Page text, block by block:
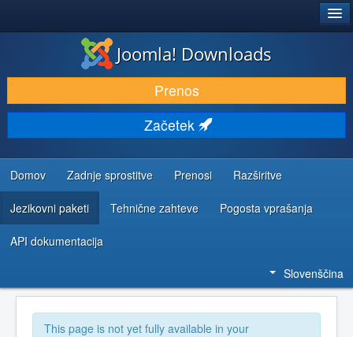
PRENESI IN RAZŠIRI
ODKRIJTE & IZVEJTE
SKUPNOST IN PODPORA
VIRI ZA RAZVIJALCE
Joomla! Downloads
Prenos
Začetek
Domov Zadnje sprostitve Prenosi Razširitve
Jezikovni paketi Tehnične zahteve Pogosta vprašanja
API dokumentacija
Slovenščina
This page is not yet fully available in your